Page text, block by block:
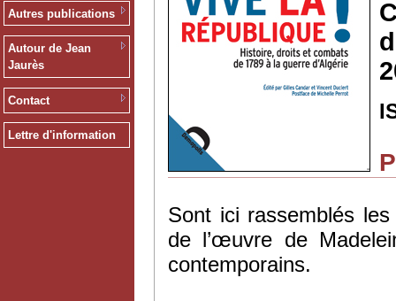
Autres publications
Autour de Jean
Jaurès
Contact
Lettre d'information
Sont ici rassemblés
de l’œuvre de
contemporains.